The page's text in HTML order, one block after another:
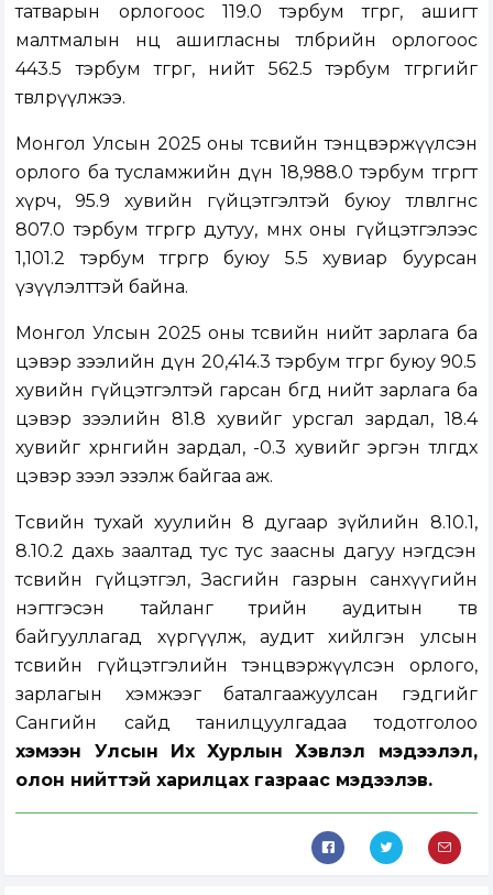
татварын орлогоос 119.0 тэрбум төгрөг, ашигт
малтмалын нөөц ашигласны төлбөрийн орлогоос
443.5 тэрбум төгрөг, нийт 562.5 тэрбум төгрөгийг
төвлөрүүлжээ.
Монгол Улсын 2025 оны төсвийн тэнцвэржүүлсэн
орлого ба тусламжийн дүн 18,988.0 тэрбум төгрөгт
хүрч, 95.9 хувийн гүйцэтгэлтэй буюу төлөвлөгөөнөөс
807.0 тэрбум төгрөгөөр дутуу, өмнөх оны гүйцэтгэлээс
1,101.2 тэрбум төгрөгөөр буюу 5.5 хувиар буурсан
үзүүлэлттэй байна.
Монгол Улсын 2025 оны төсвийн нийт зарлага ба
цэвэр зээлийн дүн 20,414.3 тэрбум төгрөг буюу 90.5
хувийн гүйцэтгэлтэй гарсан бөгөөд нийт зарлага ба
цэвэр зээлийн 81.8 хувийг урсгал зардал, 18.4
хувийг хөрөнгийн зардал, -0.3 хувийг эргэн төлөгдөх
цэвэр зээл эзэлж байгаа аж.
Төсвийн тухай хуулийн 8 дугаар зүйлийн 8.10.1,
8.10.2 дахь заалтад тус тус заасны дагуу нэгдсэн
төсвийн гүйцэтгэл, Засгийн газрын санхүүгийн
нэгтгэсэн тайланг төрийн аудитын төв
байгууллагад хүргүүлж, аудит хийлгэн улсын
төсвийн гүйцэтгэлийн тэнцвэржүүлсэн орлого,
зарлагын хэмжээг баталгаажуулсан гэдгийг
Сангийн сайд танилцуулгадаа тодотголоо
хэмээн Улсын Их Хурлын Хэвлэл мэдээлэл,
олон нийттэй харилцах газраас мэдээлэв.